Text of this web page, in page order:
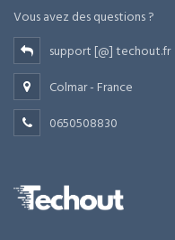
Vous avez des questions ?
support [@] techout.fr
Colmar - France
0650508830